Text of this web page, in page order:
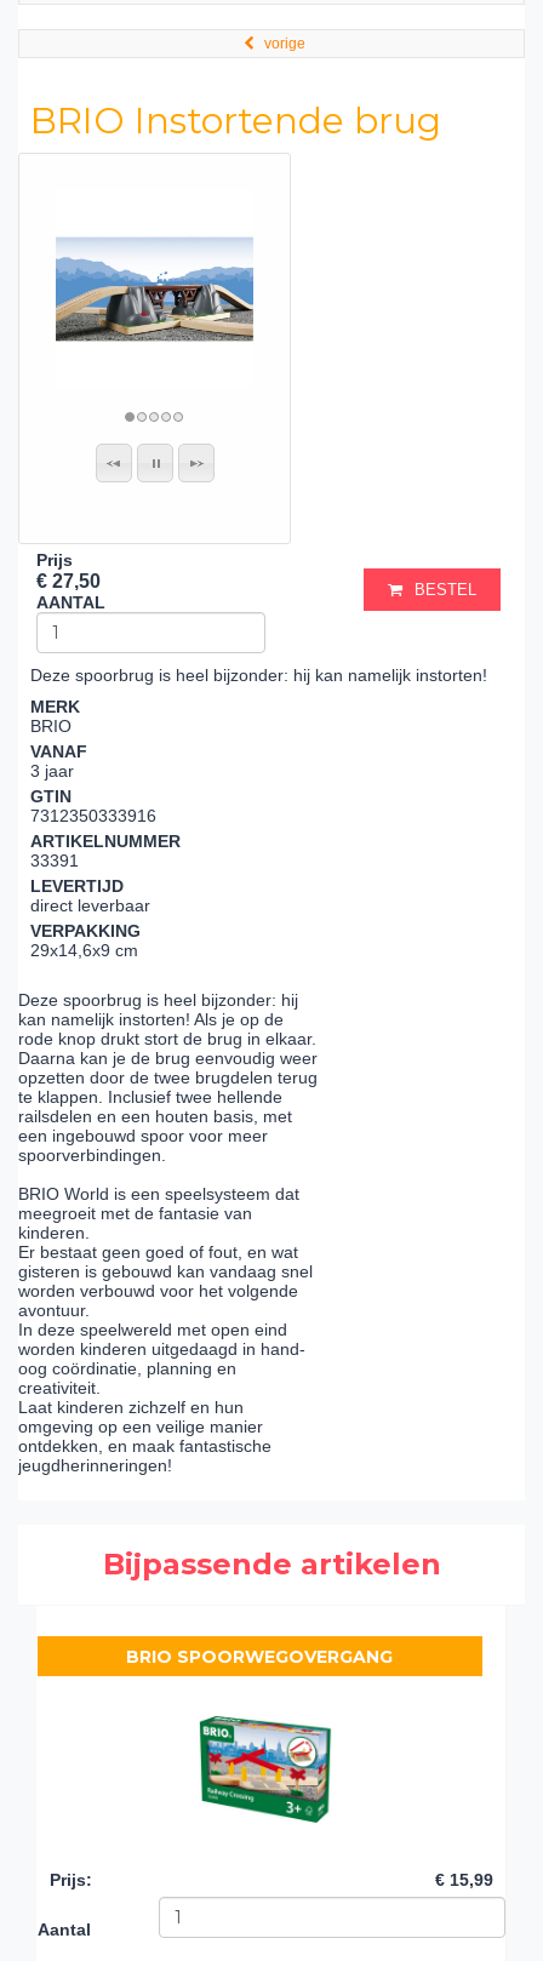
vorige
BRIO Instortende brug
Prijs
€ 27,50
AANTAL
BESTEL
Deze spoorbrug is heel bijzonder: hij kan namelijk instorten!
MERK
BRIO
VANAF
3 jaar
GTIN
7312350333916
ARTIKELNUMMER
33391
LEVERTIJD
direct leverbaar
VERPAKKING
29x14,6x9 cm
Deze spoorbrug is heel bijzonder: hij
kan namelijk instorten! Als je op de
rode knop drukt stort de brug in elkaar.
Daarna kan je de brug eenvoudig weer
opzetten door de twee brugdelen terug
te klappen. Inclusief twee hellende
railsdelen en een houten basis, met
een ingebouwd spoor voor meer
spoorverbindingen.
BRIO World is een speelsysteem dat
meegroeit met de fantasie van
kinderen.
Er bestaat geen goed of fout, en wat
gisteren is gebouwd kan vandaag snel
worden verbouwd voor het volgende
avontuur.
In deze speelwereld met open eind
worden kinderen uitgedaagd in hand-
oog coördinatie, planning en
creativiteit.
Laat kinderen zichzelf en hun
omgeving op een veilige manier
ontdekken, en maak fantastische
jeugdherinneringen!
Bijpassende artikelen
BRIO SPOORWEGOVERGANG
Prijs: € 15,99
Aantal